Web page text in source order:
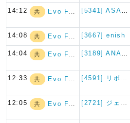
14:12 共 Evo Fund
14:08 共 Evo Fund [3667] enish
14:04 共 Evo Fund
12:33 共 Evo Fund
12:05 共 Evo Fund